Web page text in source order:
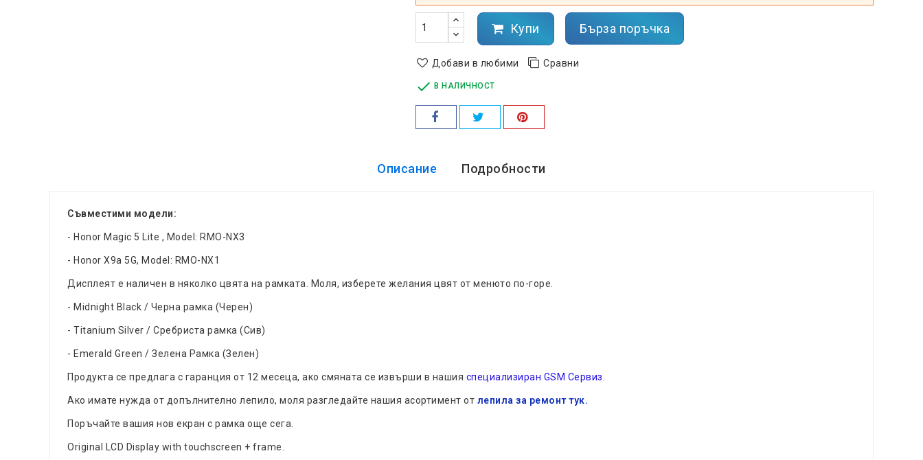
Купи Бърза поръчка
Добави в любими Сравни
 В НАЛИЧНОСТ
Описание Подробности
Съвместими модели:
- Honor Magic 5 Lite , Model: RMO-NX3
- Honor X9a 5G, Model: RMO-NX1
Дисплеят е наличен в няколко цвята на рамката. Моля, изберете желания цвят от менюто по-горе.
- Midnight Black / Черна рамка (Черен)
- Titanium Silver / Сребриста рамка (Сив)
- Emerald Green / Зелена Рамка (Зелен)
Продукта се предлага с гаранция от 12 месеца, ако смяната се извърши в нашия специализиран GSM Сервиз.
Ако имате нужда от допълнително лепило, моля разгледайте нашия асортимент от лепила за ремонт тук.
Поръчайте вашия нов екран с рамка още сега.
Original LCD Display with touchscreen + framе.